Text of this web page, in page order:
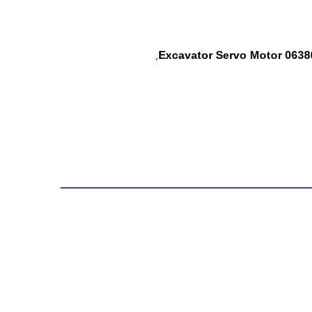
Excavator Servo Motor
,